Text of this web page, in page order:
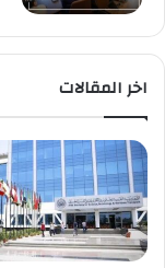
اخر المقالات